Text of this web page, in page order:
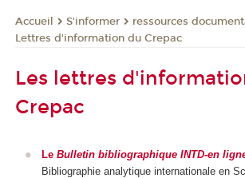
Accueil S'informer
ressources
Lettres d'information du Crepac
Les lettres
Crepac
Le Bulletin bibliographique INTD-en
Bibliographie analytique internationale en